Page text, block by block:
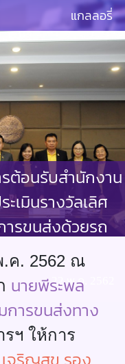
แกลลอรี่
ต้อนรับสำนักงาน
เมินรางวัลเลิศ
รขนส่งด้วยรถ
22 พ.ค. 2562
.ค. 2562 ณ
นายพีระพล
ารขนส่งทาง
ฯ ให้การ